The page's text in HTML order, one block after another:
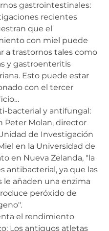
gastrointestinales:
recientes
que el
con miel puede
a trastornos tales como
y gastroenteritis
Esto puede estar
con el tercer
bacterial y antifungal:
Peter Molan, director
de Investigación
en la Universidad de
en Nueva Zelanda, "la
antibacterial, ya que las
le añaden una enzima
peróxido de
el rendimiento
Los antiguos atletas